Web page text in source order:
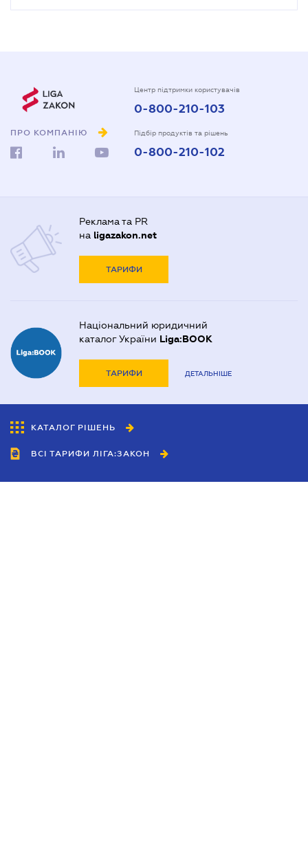
ПРО КОМПАНІЮ
Центр підтримки користувачів
0-800-210-103
Підбір продуктів та рішень
0-800-210-102
Реклама та PR
на ligazakon.net
ТАРИФИ
Національний юридичний
каталог України Liga:BOOK
ТАРИФИ ДЕТАЛЬНІШЕ
КАТАЛОГ РІШЕНЬ
ВСІ ТАРИФИ ЛІГА:ЗАКОН